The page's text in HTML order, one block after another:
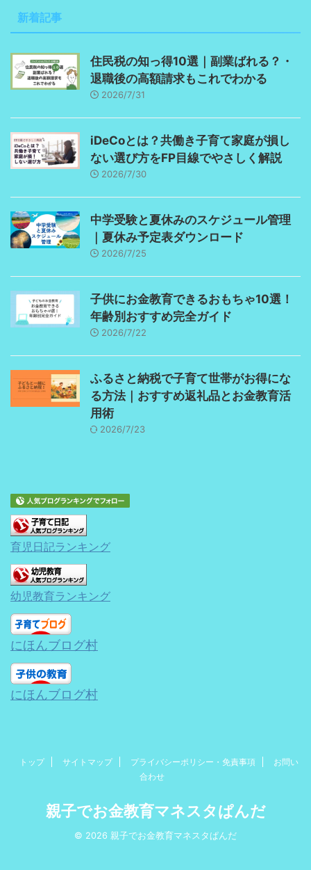
新着記事
住民税の知っ得10選｜副業ばれる？・
退職後の高額請求もこれでわかる
2026/7/31
iDeCoとは？共働き子育て家庭が損し
ない選び方をFP目線でやさしく解説
2026/7/30
中学受験と夏休みのスケジュール管理
｜夏休み予定表ダウンロード
2026/7/25
子供にお金教育できるおもちゃ10選！
年齢別おすすめ完全ガイド
2026/7/22
ふるさと納税で子育て世帯がお得にな
る方法｜おすすめ返礼品とお金教育活
用術
2026/7/23
育児日記ランキング
幼児教育ランキング
にほんブログ村
にほんブログ村
トップ サイトマップ プライバシーポリシー・免責事項
お問い
合わせ
親子でお金教育マネスタぱんだ
© 2026 親子でお金教育マネスタぱんだ